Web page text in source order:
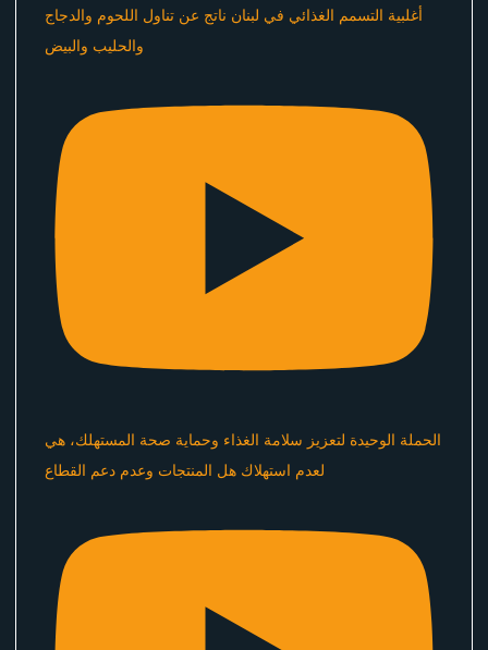
أغلبية التسمم الغذائي في لبنان ناتج عن تناول اللحوم والدجاج
والحليب والبيض
الحملة الوحيدة لتعزيز سلامة الغذاء وحماية صحة المستهلك، هي
لعدم استهلاك هل المنتجات وعدم دعم القطاع